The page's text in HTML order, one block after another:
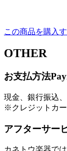
この商品を購入
OTHER
お支払方法
現金、銀行振込
※クレジットカー
アフターサー